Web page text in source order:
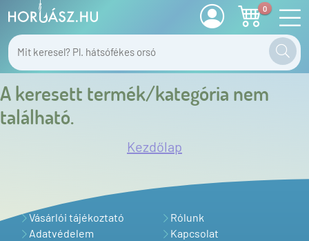
0
A keresett termék/kategória nem
található.
Kezdőlap
Vásárlói tájékoztató
Adatvédelem
Rólunk
Kapcsolat